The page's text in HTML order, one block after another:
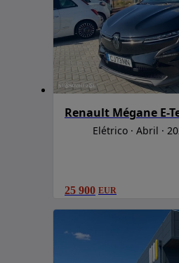
Renault Mégane E-
Elétrico Abril
25 900 EUR